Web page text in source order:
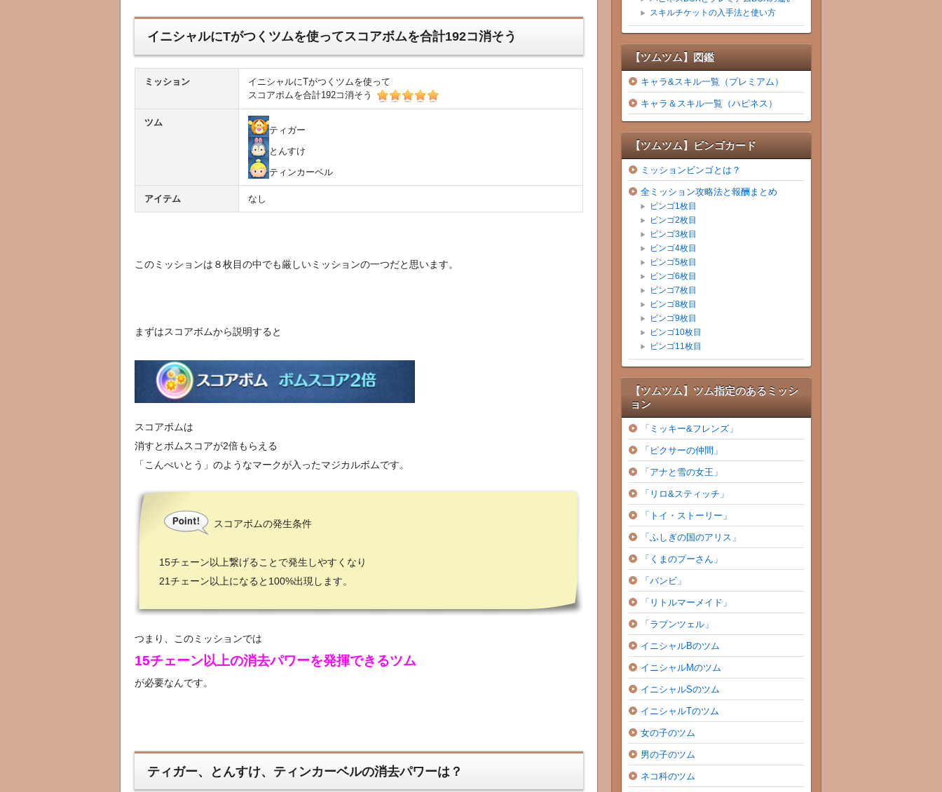
イニシャルにTがつくツムを使ってスコアボムを合計192コ消そう
ミッション
イニシャルにTがつくツムを使って
スコアボムを合計192コ消そう
ツム
ティガー
とんすけ
ティンカーベル
アイテム なし
このミッションは８枚目の中でも厳しいミッションの一つだと思います。
まずはスコアボムから説明すると
スコアボムは
消すとボムスコアが2倍もらえる
「こんぺいとう」のようなマークが入ったマジカルボムです。
スコアボムの発生条件
15チェーン以上繋げることで発生しやすくなり
21チェーン以上になると100%出現します。
つまり、このミッションでは
15チェーン以上の消去パワーを発揮できるツム
が必要なんです。
ティガー、とんすけ、ティンカーベルの消去パワーは？
スキルチケットの入手法と使い方
【ツムツム】図鑑
キャラ&スキル一覧（プレミアム）
キャラ＆スキル一覧（ハピネス）
【ツムツム】ビンゴカード
ミッションビンゴとは？
全ミッション攻略法と報酬まとめ
ビンゴ1枚目
ビンゴ2枚目
ビンゴ3枚目
ビンゴ4枚目
ビンゴ5枚目
ビンゴ6枚目
ビンゴ7枚目
ビンゴ8枚目
ビンゴ9枚目
ビンゴ10枚目
ビンゴ11枚目
【ツムツム】ツム指定のあるミッシ
ョン
「ミッキー&フレンズ」
「ピクサーの仲間」
「アナと雪の女王」
「リロ&スティッチ」
「トイ・ストーリー」
「ふしぎの国のアリス」
「くまのプーさん」
「バンビ」
「リトルマーメイド」
「ラプンツェル」
イニシャルBのツム
イニシャルMのツム
イニシャルSのツム
イニシャルTのツム
女の子のツム
男の子のツム
ネコ科のツム